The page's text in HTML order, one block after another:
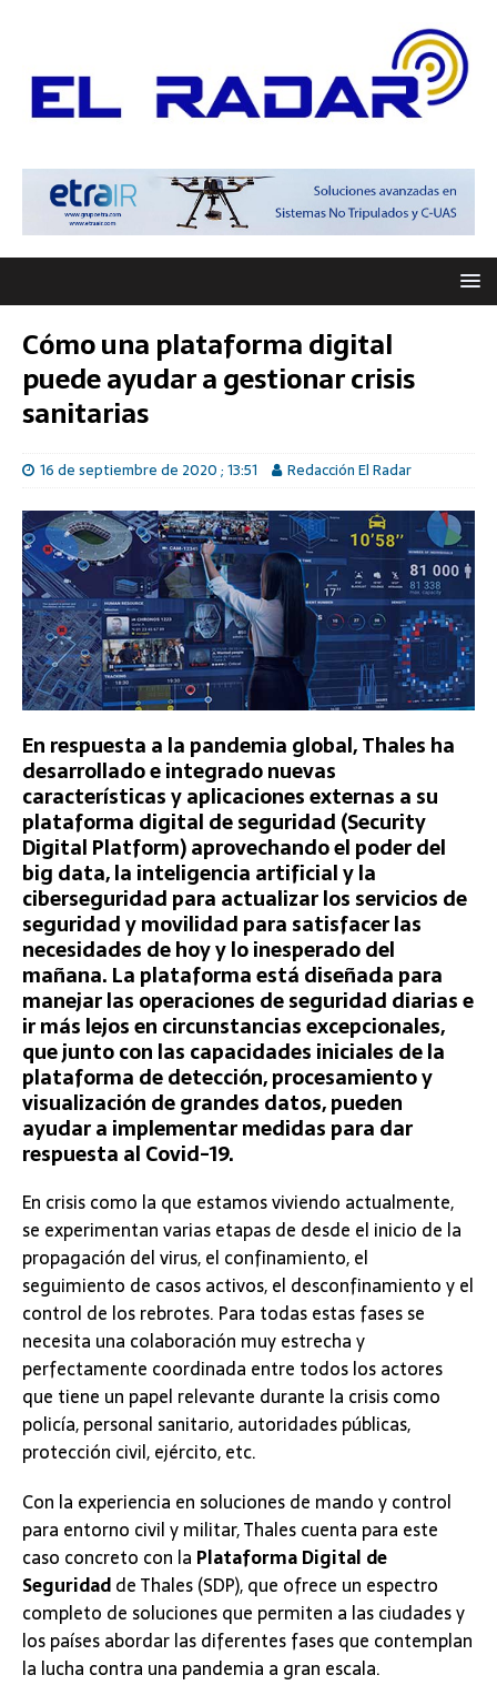
Cómo una plataforma digital
puede ayudar a gestionar crisis
sanitarias
16 de septiembre de 2020 ; 13:51 Redacción El Radar
En respuesta a la pandemia global, Thales ha
desarrollado e integrado nuevas
características y aplicaciones externas a su
plataforma digital de seguridad (Security
Digital Platform) aprovechando el poder del
big data, la inteligencia artificial y la
ciberseguridad para actualizar los servicios de
seguridad y movilidad para satisfacer las
necesidades de hoy y lo inesperado del
mañana. La plataforma está diseñada para
manejar las operaciones de seguridad diarias e
ir más lejos en circunstancias excepcionales,
que junto con las capacidades iniciales de la
plataforma de detección, procesamiento y
visualización de grandes datos, pueden
ayudar a implementar medidas para dar
respuesta al Covid-19.
En crisis como la que estamos viviendo actualmente,
se experimentan varias etapas de desde el inicio de la
propagación del virus, el confinamiento, el
seguimiento de casos activos, el desconfinamiento y el
control de los rebrotes. Para todas estas fases se
necesita una colaboración muy estrecha y
perfectamente coordinada entre todos los actores
que tiene un papel relevante durante la crisis como
policía, personal sanitario, autoridades públicas,
protección civil, ejército, etc.
Con la experiencia en soluciones de mando y control
para entorno civil y militar, Thales cuenta para este
caso concreto con la Plataforma Digital de
Seguridadde Thales (SDP), que ofrece un espectro
completo de soluciones que permiten a las ciudades y
los países abordar las diferentes fases que contemplan
la lucha contra una pandemia a gran escala.